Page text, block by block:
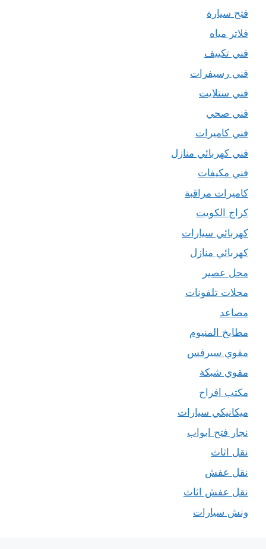
فتح سيارة
فلاتر مياه
فني تكييف
فني رسيفرات
فني ستلايت
فني صحي
فني كاميرات
فني كهربائي منازل
فني مكيفات
كاميرات مراقبة
كراج الكويت
كهربائي سيارات
كهربائي منازل
محل عصير
محلات تلفونات
مصاعد
مطابخ المنيوم
مقوي سيرفس
مقوي شبكة
مكتب افراح
ميكانيكي سيارات
نجار فتح ابواب
نقل اثاث
نقل عفش
نقل عفش اثاث
ونش سيارات